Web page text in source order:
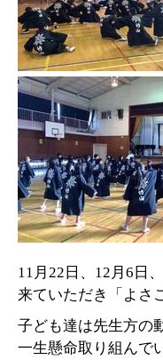
11 月 22 日、 12 月 6 日、
来ていただき「よさ
子ども達は先生方の
一生懸命取り組んで